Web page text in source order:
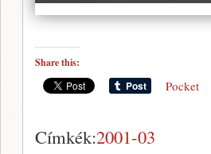
Share this:
Pocket
Címkék:2001-03